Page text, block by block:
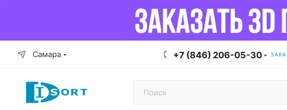
Самара +7 (846) 206-05-30